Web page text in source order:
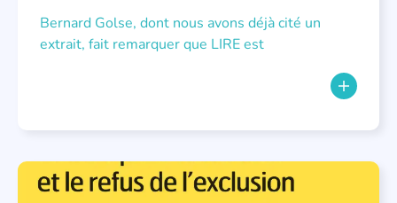
Bernard Golse, dont nous avons déjà cité un
extrait, fait remarquer que LIRE est
LECTURE INDIVIDUALISÉE , LITTÉRATURE JEUNESSE